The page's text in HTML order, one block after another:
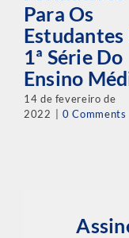
Para Os
Estudantes
1ª Série Do
Ensino
14 de fevereiro de
2022
0 Comments